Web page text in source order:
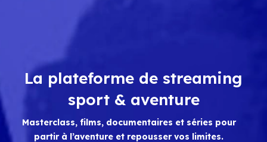
La plateforme de streaming
sport & aventure
Masterclass, films, documentaires et séries pour
partir à l’aventure et repousser vos limites.